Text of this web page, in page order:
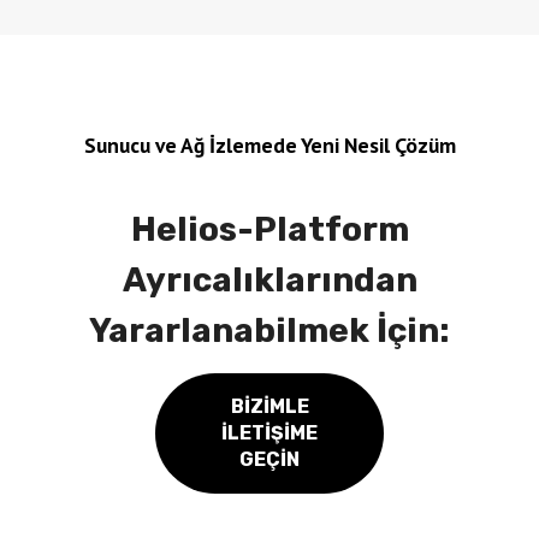
Sunucu ve Ağ İzlemede Yeni Nesil Çözüm
Helios-Platform
Ayrıcalıklarından
Yararlanabilmek İçin:
BIZIMLE
İLETIŞIME
GEÇIN